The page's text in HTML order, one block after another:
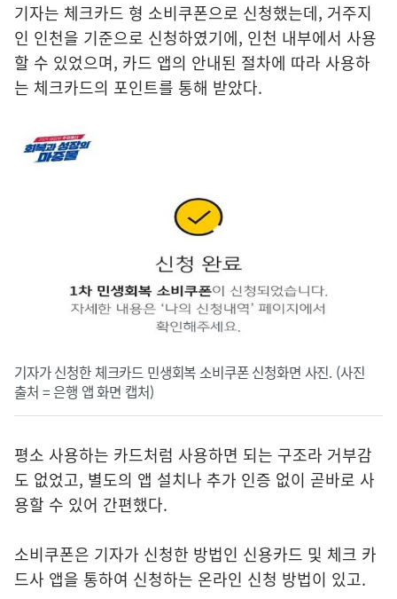
기자는 체크카드 형 소비쿠폰으로 신청했는데, 거주지
인 인천을 기준으로 신청하였기에, 인천 내부에서 사용
할 수 있었으며, 카드 앱의 안내된 절차에 따라 사용하
는 체크카드의 포인트를 통해 받았다.
기자가 신청한 체크카드 민생회복 소비쿠폰 신청화면 사진. (사진
출처 = 은행 앱 화면 캡처)
평소 사용하는 카드처럼 사용하면 되는 구조라 거부감
도 없었고, 별도의 앱 설치나 추가 인증 없이 곧바로 사
용할 수 있어 간편했다.
소비쿠폰은 기자가 신청한 방법인 신용카드 및 체크 카
드사 앱을 통하여 신청하는 온라인 신청 방법이 있고.